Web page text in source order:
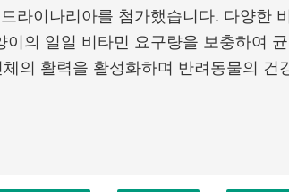
라이나리아를 첨가했습니다. 다양한
이의 일일 비타민 요구량을 보충하여
의 활력을 활성화하며 반려동물의 건